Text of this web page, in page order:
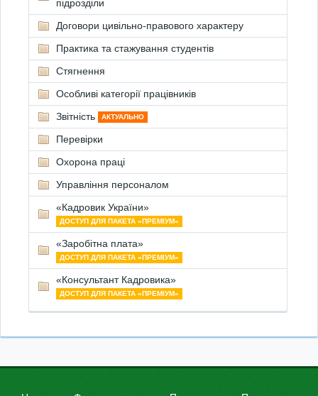
підрозділи
Договори цивільно-правового характеру
Практика та стажування студентів
Стягнення
Особливі категорії працівників
Звітність
АКТУАЛЬНО
Перевірки
Охорона праці
Управління персоналом
«Кадровик України»
ДОСТУП ДЛЯ ПАКЕТА «ПРЕМІУМ»
«Заробітна плата»
ДОСТУП ДЛЯ ПАКЕТА «ПРЕМІУМ»
«Консультант Кадровика»
ДОСТУП ДЛЯ ПАКЕТА «ПРЕМІУМ»